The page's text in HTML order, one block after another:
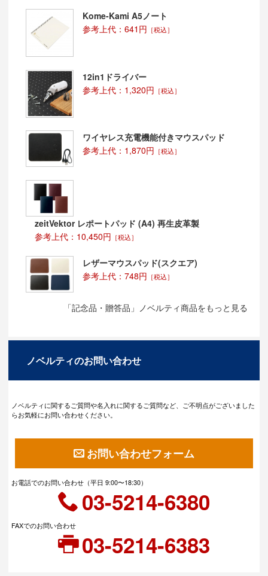
Kome-Kami A5ノート
参考上代：641円 ［税込］
12in1ドライバー
参考上代：1,320円 ［税込］
ワイヤレス充電機能付きマウスパッド
参考上代：1,870円 ［税込］
zeitVektor レポートパッド (A4) 再生皮革製
参考上代：10,450円 ［税込］
レザーマウスパッド(スクエア)
参考上代：748円 ［税込］
「記念品・贈答品」ノベルティ商品をもっと見る
ノベルティのお問い合わせ
ノベルティに関するご質問や名入れに関するご質問など、ご不明点がございました
らお気軽にお問い合わせください。
お問い合わせフォーム
お電話でのお問い合わせ（平日 9:00〜18:30）
03-5214-6380
FAXでのお問い合わせ
03-5214-6383